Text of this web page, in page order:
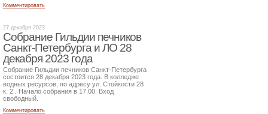
Комментировать
27 декабря 2023
Собрание Гильдии печников
Санкт-Петербурга и ЛО 28
декабря 2023 года
Собрание Гильдии печников Санкт-Петербурга
состоится 28 декабря 2023 года. В колледже
водных ресурсов, по адресу ул. Стойкости 28
к. 2 . Начало собрания в 17.00. Вход
свободный.
Комментировать